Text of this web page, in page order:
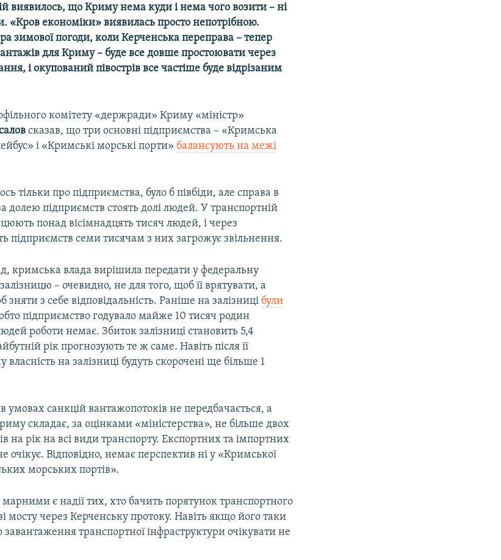
виявилось, що Криму нема куди і нема чого возити – ні
«Кров економіки» виявилась просто непотрібною.
зимової погоди, коли Керченська переправа – тепер
для Криму – буде все довше простоювати через
і окупований півострів все частіше буде відрізаним
комітету «держради» Криму «міністр»
сказав, що три основні підприємства – «Кримська
і «Кримські морські порти» балансують на межі
тільки про підприємства, було б півбіди, але справа в
долею підприємств стоять долі людей. У транспортній
понад вісімнадцять тисяч людей, і через
підприємств семи тисячам з них загрожує звільнення.
кримська влада вирішила передати у федеральну
залізницю – очевидно, не для того, щоб її врятувати, а
зняти з себе відповідальність. Раніше на залізниці були
підприємство годувало майже 10 тисяч родин
роботи немає. Збиток залізниці становить 5,4
рік прогнозують те ж саме. Навіть після її
на залізниці будуть скорочені ще більше 1
умовах санкцій вантажопотоків не передбачається, а
складає, за оцінками «міністерства», не більше двох
на рік на всі види транспорту. Експортних та імпортних
очікує. Відповідно, немає перспектив ні у «Кримської
морських портів».
є надії тих, хто бачить порятунок транспортного
мосту через Керченську протоку. Навіть якщо його таки
завантаження транспортної інфраструктури очікувати не